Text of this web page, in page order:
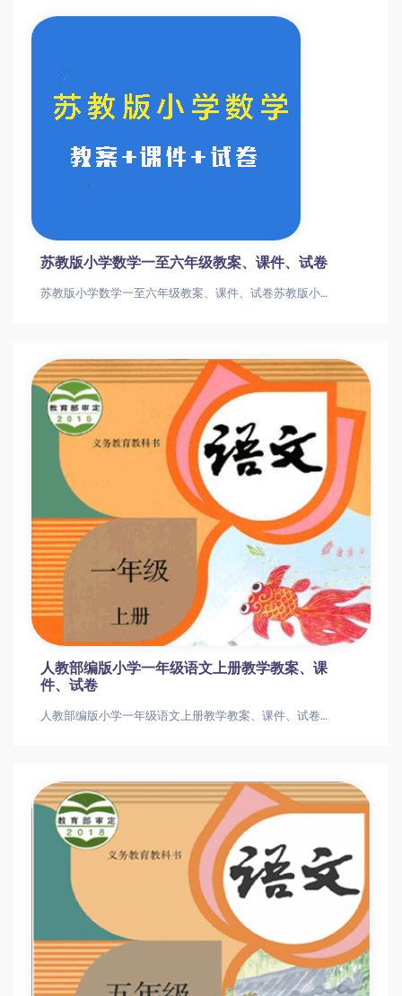
苏教版小学数学一至六年级教案、课件、试卷
苏教版小学数学一至六年级教案、课件、试卷苏教版小学数学一至六年级教案、课件、试卷
人教部编版小学一年级语文上册教学教案、课
件、试卷
人教部编版小学一年级语文上册教学教案、课件、试卷人教部编版小学一年级语文上册教学教案、课件、试卷